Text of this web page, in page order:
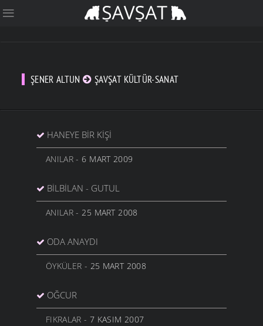
ŞENER ALTUN ŞAVŞAT KÜLTÜR-SANAT
HANEYE BIR KIŞI
ANILAR- 6 MART 2009
BILBILAN - GUTUL
ANILAR- 25 MART 2008
ODA ANAYDI
ÖYKÜLER - 25 MART 2008
OĞCUR
FIKRALAR - 7 KASIM 2007